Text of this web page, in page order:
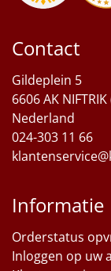
Contact
Gildeplein 5
6606 AK NIFTRIK
Nederland
024-303 11 66
Informatie
Orderstatus
Inloggen op uw